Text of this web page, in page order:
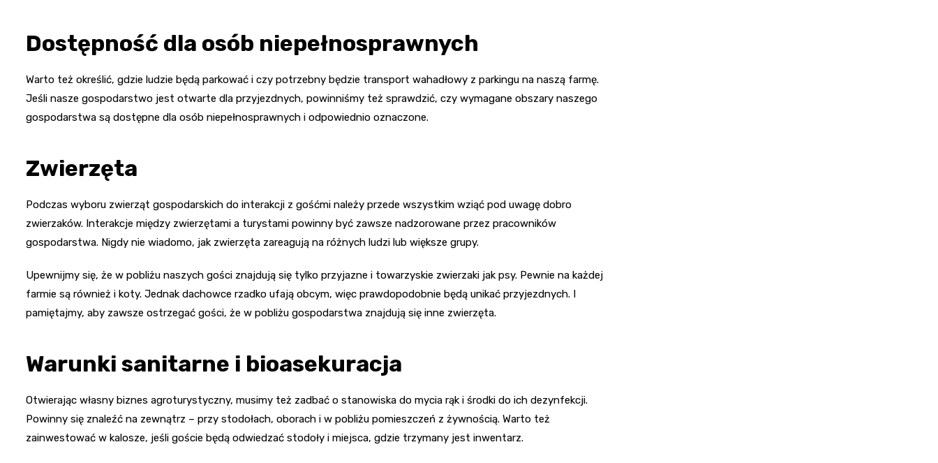
Dostępność dla osób niepełnosprawnych
Warto też określić, gdzie ludzie będą parkować i czy potrzebny będzie transport wahadłowy z parkingu na naszą farmę.
Jeśli nasze gospodarstwo jest otwarte dla przyjezdnych, powinniśmy też sprawdzić, czy wymagane obszary naszego
gospodarstwa są dostępne dla osób niepełnosprawnych i odpowiednio oznaczone.
Zwierzęta
Podczas wyboru zwierząt gospodarskich do interakcji z gośćmi należy przede wszystkim wziąć pod uwagę dobro
zwierzaków. Interakcje między zwierzętami a turystami powinny być zawsze nadzorowane przez pracowników
gospodarstwa. Nigdy nie wiadomo, jak zwierzęta zareagują na różnych ludzi lub większe grupy.
Upewnijmy się, że w pobliżu naszych gości znajdują się tylko przyjazne i towarzyskie zwierzaki jak psy. Pewnie na każdej
farmie są również i koty. Jednak dachowce rzadko ufają obcym, więc prawdopodobnie będą unikać przyjezdnych. I
pamiętajmy, aby zawsze ostrzegać gości, że w pobliżu gospodarstwa znajdują się inne zwierzęta.
Warunki sanitarne i bioasekuracja
Otwierając własny biznes agroturystyczny, musimy też zadbać o stanowiska do mycia rąk i środki do ich dezynfekcji.
Powinny się znaleźć na zewnątrz – przy stodołach, oborach i w pobliżu pomieszczeń z żywnością. Warto też
zainwestować w kalosze, jeśli goście będą odwiedzać stodoły i miejsca, gdzie trzymany jest inwentarz.